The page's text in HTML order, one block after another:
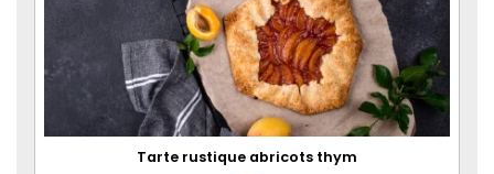
Tarte rustique abricots thym